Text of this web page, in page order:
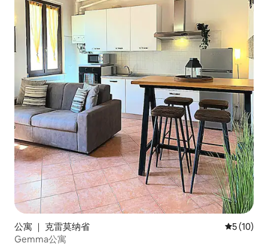
公寓 ｜ 克雷莫纳省 平均评分
5 (10)
Gemma公寓